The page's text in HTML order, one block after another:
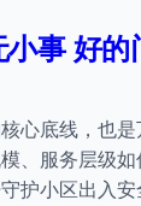
事 好的
心底线，也
、服务层级
护小区出入